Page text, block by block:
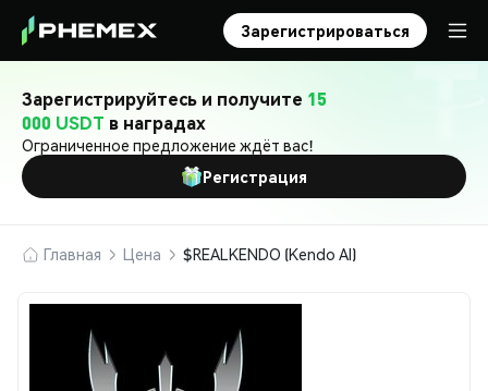
Зарегистрироваться
Зарегистрируйтесь и получите 15
000 USDT в наградах
Ограниченное предложение ждёт вас!
Регистрация
Главная Цена $REALKENDO (Kendo AI)